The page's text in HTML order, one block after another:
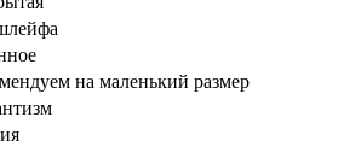
на маленький размер